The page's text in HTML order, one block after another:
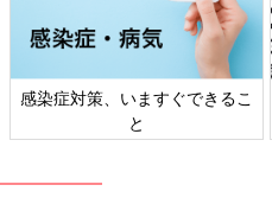
感染症対策、いますぐできるこ
と